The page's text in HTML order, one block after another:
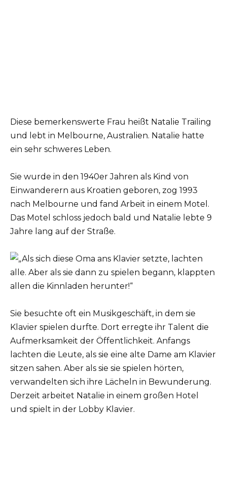
Diese bemerkenswerte Frau heißt Natalie Trailing
und lebt in Melbourne, Australien. Natalie hatte
ein sehr schweres Leben.
Sie wurde in den 1940er Jahren als Kind von
Einwanderern aus Kroatien geboren, zog 1993
nach Melbourne und fand Arbeit in einem Motel.
Das Motel schloss jedoch bald und Natalie lebte 9
Jahre lang auf der Straße.
Sie besuchte oft ein Musikgeschäft, in dem sie
Klavier spielen durfte. Dort erregte ihr Talent die
Aufmerksamkeit der Öffentlichkeit. Anfangs
lachten die Leute, als sie eine alte Dame am Klavier
sitzen sahen. Aber als sie sie spielen hörten,
verwandelten sich ihre Lächeln in Bewunderung.
Derzeit arbeitet Natalie in einem großen Hotel
und spielt in der Lobby Klavier.